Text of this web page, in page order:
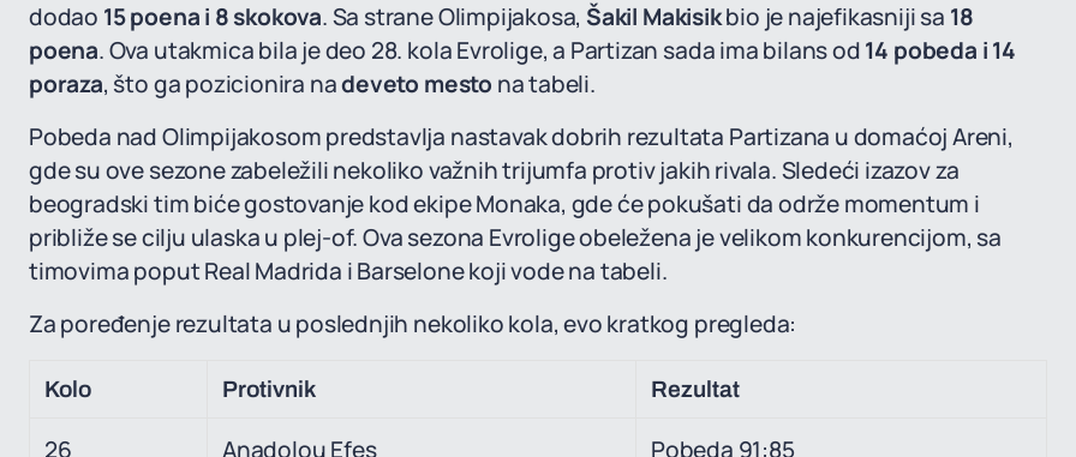
dodao 15 poena i 8 skokova. Sa strane Olimpijakosa, Šakil Makisikbio je najefikasniji sa 18
poena. Ova utakmica bila je deo 28. kola Evrolige, a Partizan sada ima bilans od14 pobeda i 14
poraza, što ga pozicionira nadeveto mesto na tabeli.
Pobeda nad Olimpijakosom predstavlja nastavak dobrih rezultata Partizana u domaćoj Areni,
gde su ove sezone zabeležili nekoliko važnih trijumfa protiv jakih rivala. Sledeći izazov za
beogradski tim biće gostovanje kod ekipe Monaka, gde će pokušati da održe momentum i
približe se cilju ulaska u plej-of. Ova sezona Evrolige obeležena je velikom konkurencijom, sa
timovima poput Real Madrida i Barselone koji vode na tabeli.
Za poređenje rezultata u poslednjih nekoliko kola, evo kratkog pregleda:
Kolo Protivnik Rezultat
26 Anadolou Efes Pobeda 91:85